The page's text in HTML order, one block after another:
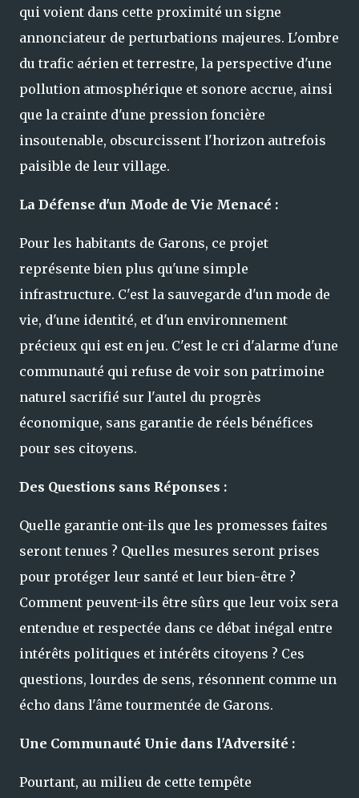
qui voient dans cette proximité un signe
annonciateur de perturbations majeures. L'ombre
du trafic aérien et terrestre, la perspective d'une
pollution atmosphérique et sonore accrue, ainsi
que la crainte d'une pression foncière
insoutenable, obscurcissent l'horizon autrefois
paisible de leur village.
La Défense d'un Mode de Vie Menacé :
Pour les habitants de Garons, ce projet
représente bien plus qu'une simple
infrastructure. C'est la sauvegarde d'un mode de
vie, d'une identité, et d'un environnement
précieux qui est en jeu. C'est le cri d'alarme d'une
communauté qui refuse de voir son patrimoine
naturel sacrifié sur l'autel du progrès
économique, sans garantie de réels bénéfices
pour ses citoyens.
Des Questions sans Réponses :
Quelle garantie ont-ils que les promesses faites
seront tenues ? Quelles mesures seront prises
pour protéger leur santé et leur bien-être ?
Comment peuvent-ils être sûrs que leur voix sera
entendue et respectée dans ce débat inégal entre
intérêts politiques et intérêts citoyens ? Ces
questions, lourdes de sens, résonnent comme un
écho dans l'âme tourmentée de Garons.
Une Communauté Unie dans l'Adversité :
Pourtant, au milieu de cette tempête